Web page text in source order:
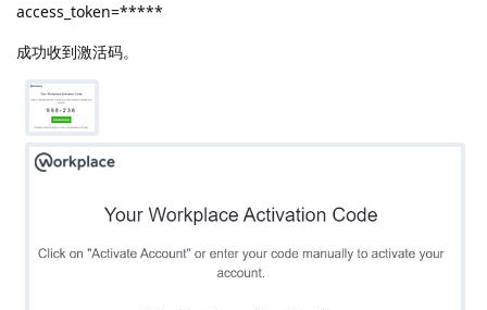
access_token=*****
成功收到激活码。